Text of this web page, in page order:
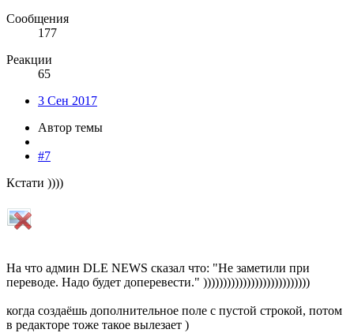
Сообщения
177
Реакции
65
3 Сен 2017
Автор темы
#7
Кстати ))))
На что админ DLE NEWS сказал что: "Не заметили при
переводе. Надо будет доперевести." )))))))))))))))))))))))))))
когда создаёшь дополнительное поле с пустой строкой, потом
в редакторе тоже такое вылезает )